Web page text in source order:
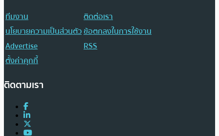
ทีมงาน
ติดต่อเรา
นโยบายความเป็นส่วนตัวข้อตกลงในการใช้งาน
Advertise
RSS
ตั้งค่าคุกกี้
ติดตามเรา